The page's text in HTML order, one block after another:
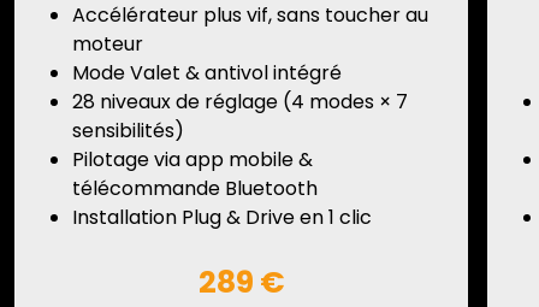
Accélérateur plus vif, sans toucher au
moteur
Mode Valet & antivol intégré
28 niveaux de réglage (4 modes × 7
sensibilités)
Pilotage via app mobile &
télécommande Bluetooth
Installation Plug & Drive en 1 clic
289 €